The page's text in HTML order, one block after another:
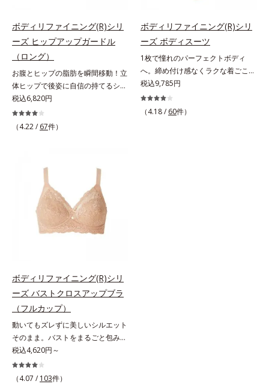
持ち上げる設計で、美しいバストラ
インに整えます。苦しくなりがちな
みぞおちは裏打ちをせず、レースの
パワーだけで安定させるので圧迫感
がありません。背中のシルエットす
っきり浅いVカットで背中の広い面
積を整えます。お肉をおさえて、す
っきりしたシルエットに変わりま
す。
ち上げる設計で、美しいバストライ
ンに整えます。脇も背中もすっきり
補整脇からバック部は幅広設計で、
やわらかい背中のお肉をカバーしま
す。硬いセル芯ではなく、生地を2
重に重ねて脇肉もしっかりホール
ド。後ろ姿もすっきりキレイに変身
します。
ボディリファイニング(R)シリ
ーズ ヒップアップガードル
（ロング）
お腹とヒップの脂肪を瞬間移動！立
体ヒップで後姿に自信の持てるシル
エットに。ヒップまわりにぐるりと
パワーネットを裏打ちした補強パタ
ーンが、脂肪を本来あるべき位置に
が太ももをすっきり見せるので、脚
長効果も期待できます。気になるお
腹部分には、縦に伸びて横には伸び
ない「ワンウェイトリコネット素
材」のパワーネットを採用。前に突
き出そうとする脂肪を2種類の生地
わりがぴったりしたパンツにもひび
きません。
税込6,820円
（4.22 / 67件）
ボディリファイニング(R)シリ
ーズ ボディスーツ
1枚で憧れのパーフェクトボディ
へ。締め付け感なくラクな着ごこち
のボディスーツ。1枚でブラ、シェ
イパー、ガードルの3役を果たすボ
ディスーツ。重ね着したときのごろ
税込9,785円
（4.18 / 60件）
ボディリファイニング(R)シリ
ーズ バストクロスアップブラ
（フルカップ）
動いてもズレずに美しいシルエット
そのまま。バストをまるごと包みこ
み、上向きバストへ。体にフィット
して、ラクな着用感のノンワイヤー
タイプ。カップ下部分に、パワーネ
税込4,620円～
（4.07 / 103件）